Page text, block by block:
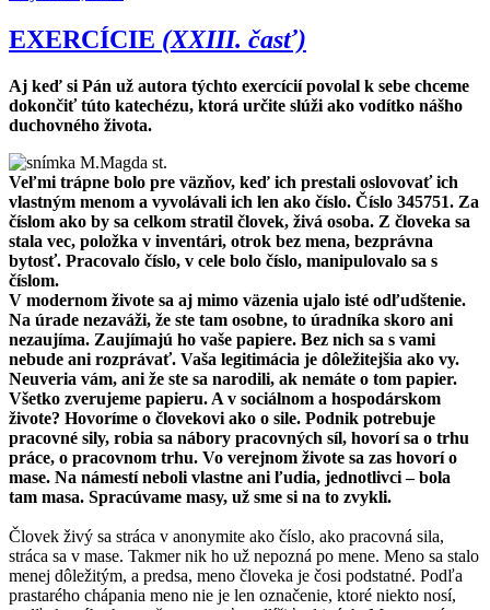
EXERCÍCIE (XXIII. časť)
Aj keď si Pán už autora týchto exercícií povolal k sebe chceme
dokončiť túto katechézu, ktorá určite slúži ako vodítko nášho
duchovného života.
Veľmi trápne bolo pre väzňov, keď ich prestali oslovovať ich
vlastným menom a vyvolávali ich len ako číslo. Číslo 345751. Za
číslom ako by sa celkom stratil človek, živá osoba. Z človeka sa
stala vec, položka v inventári, otrok bez mena, bezprávna
bytosť. Pracovalo číslo, v cele bolo číslo, manipulovalo sa s
číslom.
V modernom živote sa aj mimo väzenia ujalo isté odľudštenie.
Na úrade nezaváži, že ste tam osobne, to úradníka skoro ani
nezaujíma. Zaujímajú ho vaše papiere. Bez nich sa s vami
nebude ani rozprávať. Vaša legitimácia je dôležitejšia ako vy.
Neuveria vám, ani že ste sa narodili, ak nemáte o tom papier.
Všetko zverujeme papieru. A v sociálnom a hospodárskom
živote? Hovoríme o človekovi ako o sile. Podnik potrebuje
pracovné sily, robia sa nábory pracovných síl, hovorí sa o trhu
práce, o pracovnom trhu. Vo verejnom živote sa zas hovorí o
mase. Na námestí neboli vlastne ani ľudia, jednotlivci – bola
tam masa. Spracúvame masy, už sme si na to zvykli.
Človek živý sa stráca v anonymite ako číslo, ako pracovná sila,
stráca sa v mase. Takmer nik ho už nepozná po mene. Meno sa stalo
menej dôležitým, a predsa, meno človeka je čosi podstatné. Podľa
prastarého chápania meno nie je len označenie, ktoré niekto nosí,